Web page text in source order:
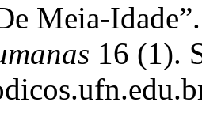
Meia-
16 (1).